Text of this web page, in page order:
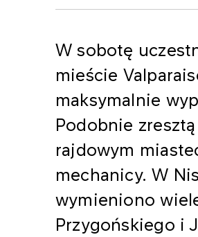
W sobotę
mieście
maksymalnie
Podobnie
rajdowym
mechanicy. W
wymieniono
Przygońskiego i